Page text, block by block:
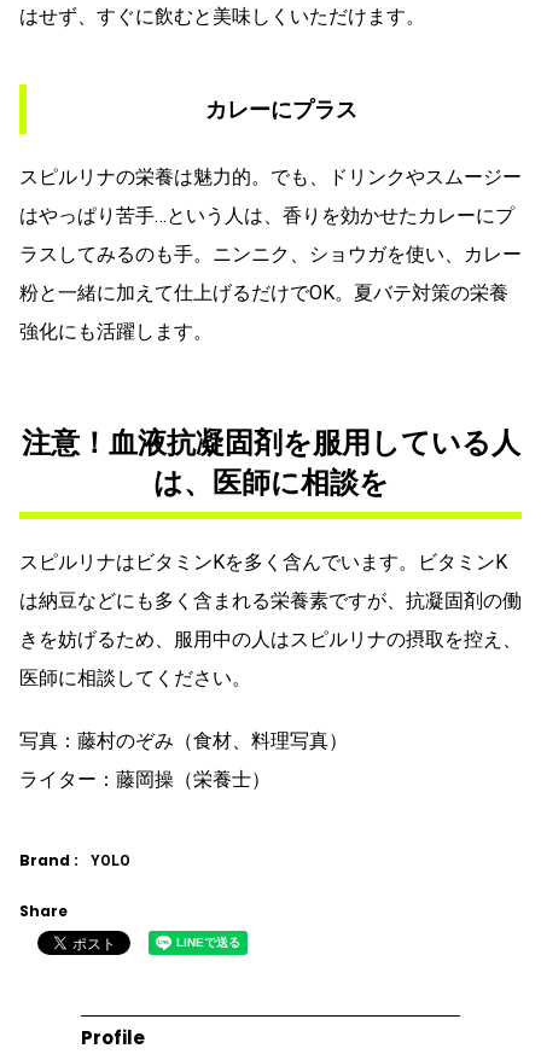
はせず、すぐに飲むと美味しくいただけます。
カレーにプラス
スピルリナの栄養は魅力的。でも、ドリンクやスムージー
はやっぱり苦手…という人は、香りを効かせたカレーにプ
ラスしてみるのも手。ニンニク、ショウガを使い、カレー
粉と一緒に加えて仕上げるだけでOK。夏バテ対策の栄養
強化にも活躍します。
注意！血液抗凝固剤を服用している人
は、医師に相談を
スピルリナはビタミンKを多く含んでいます。ビタミンK
は納豆などにも多く含まれる栄養素ですが、抗凝固剤の働
きを妨げるため、服用中の人はスピルリナの摂取を控え、
医師に相談してください。
写真：藤村のぞみ（食材、料理写真）
ライター：藤岡操（栄養士）
Brand : YOLO
Share
Profile